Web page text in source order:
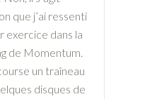
que j’ai ressenti
exercice dans la
de Momentum.
un traîneau
disques de